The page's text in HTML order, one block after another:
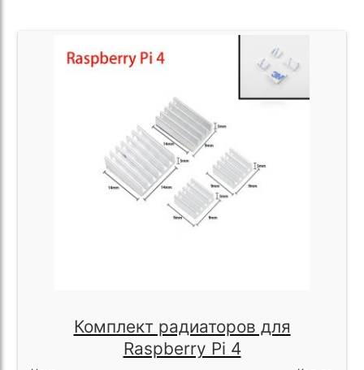
Комплект радиаторов для
Raspberry Pi 4